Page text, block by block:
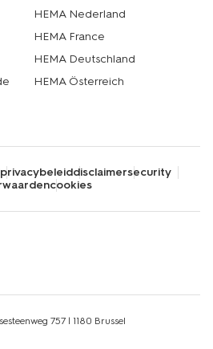
HEMA Nederland
HEMA France
HEMA Deutschland
HEMA Österreich
privacybeleiddisclaimersecurity
cookies
757 | 1180 Brussel